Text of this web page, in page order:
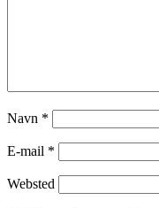
Navn *
E-mail *
Websted